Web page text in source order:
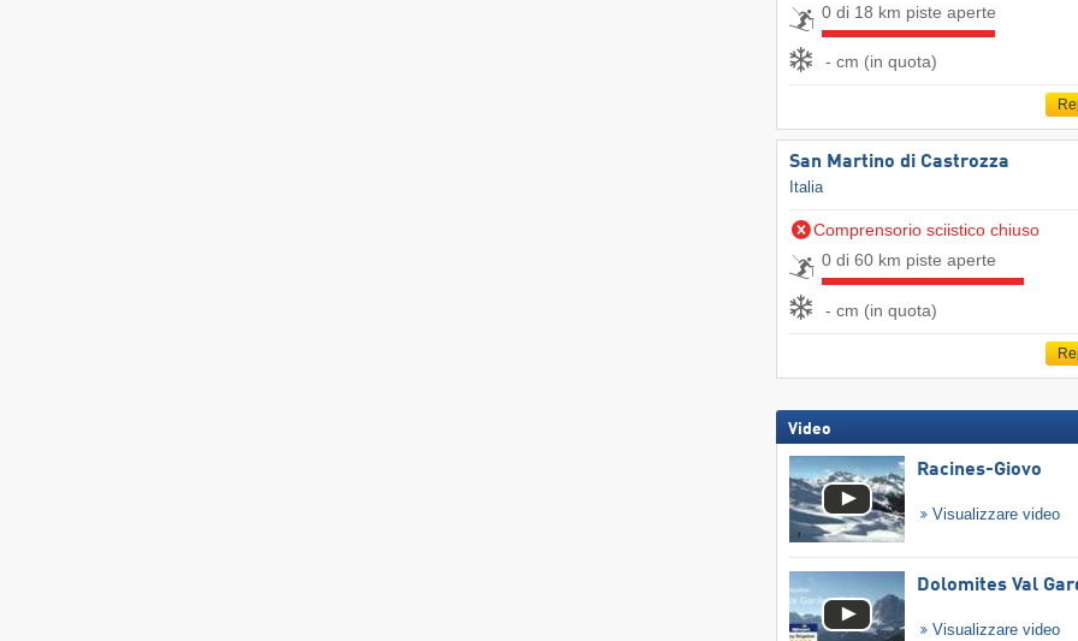
0 di 18 km piste aperte
- cm (in quota)
San Martino di Castrozza
Italia
Comprensorio sciistico chiuso
0 di 60 km piste aperte
- cm (in quota)
Video
Racines-Giovo
Visualizzare video
Dolomites Val
Visualizzare video